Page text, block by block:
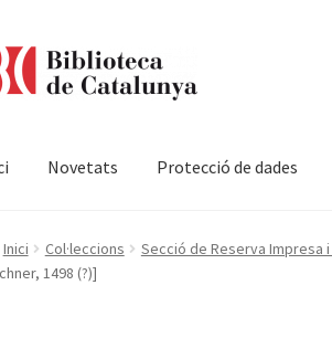
Novetats Protecció de dades
d'inici Accessibilitat Cistella El meu
Inici Col·leccions Secció de Reserva Impresa
1498 (?)]